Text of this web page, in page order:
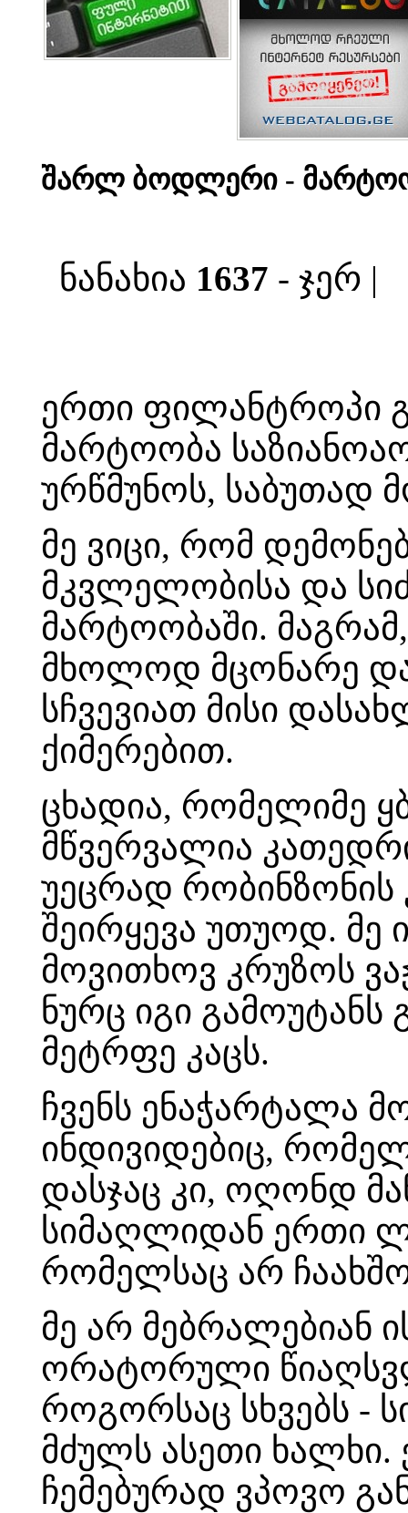
შარლ ბოდლერი -
ნანახია 1637 - ჯერ |
ერთი ფილანტროპი
მარტოობა
ურწმუნოს, საბუთად
მე ვიცი, რომ
მკვლელობისა და
მარტოობაში.
მხოლოდ მცონარე
სჩვევიათ მისი
ქიმერებით.
ცხადია, რომელიმე
მწვერვალია
უეცრად რობინზონის
შეირყევა უთუოდ. მე
მოვითხოვ კრუზოს
ნურც იგი გამოუტანს
მეტრფე კაცს.
ჩვენს ენაჭარტალა
ინდივიდებიც,
დასჯაც კი, ოღონდ
სიმაღლიდან ერთი
რომელსაც არ
მე არ მებრალებიან
ორატორული
როგორსაც სხვებს -
მძულს ასეთი ხალხი.
ჩემებურად ვპოვო